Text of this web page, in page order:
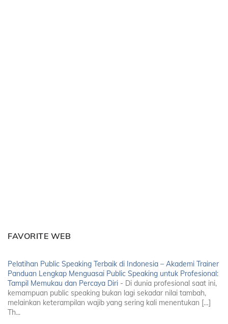
FAVORITE WEB
Pelatihan Public Speaking Terbaik di Indonesia – Akademi Trainer
Panduan Lengkap Menguasai Public Speaking untuk Profesional:
Tampil Memukau dan Percaya Diri - Di dunia profesional saat ini,
kemampuan public speaking bukan lagi sekadar nilai tambah,
melainkan keterampilan wajib yang sering kali menentukan […]
Th...